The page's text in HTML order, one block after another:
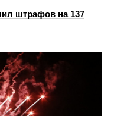
штрафов на 137